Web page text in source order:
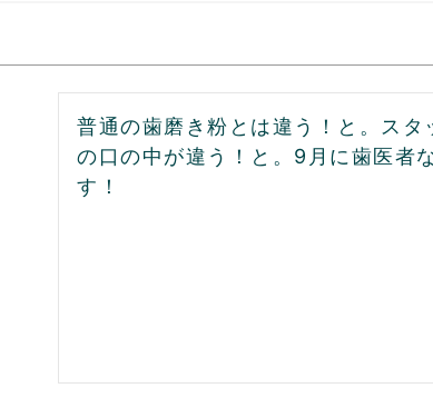
普通の歯磨き粉とは違う！と。ス
の口の中が違う！と。9月に歯医者
す！